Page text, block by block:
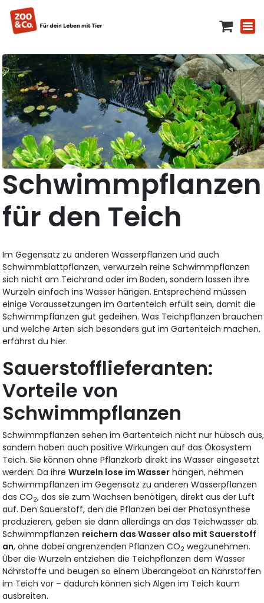
Schwimmpflanzen
für den Teich
Im Gegensatz zu anderen Wasserpflanzen und auch
Schwimmblattpflanzen, verwurzeln reine Schwimmpflanzen
sich nicht am Teichrand oder im Boden, sondern lassen ihre
Wurzeln einfach ins Wasser hängen. Entsprechend müssen
einige Voraussetzungen im Gartenteich erfüllt sein, damit die
Schwimmpflanzen gut gedeihen. Was Teichpflanzen brauchen
und welche Arten sich besonders gut im Gartenteich machen,
erfährst du hier.
Sauerstofflieferanten:
Vorteile von
Schwimmpflanzen
Schwimmpflanzen sehen im Gartenteich nicht nur hübsch aus,
sondern haben auch positive Wirkungen auf das Ökosystem
Teich. Sie können ohne Pflanzkorb direkt ins Wasser eingesetzt
werden: Da ihreWurzeln lose im Wasser hängen, nehmen
Schwimmpflanzen im Gegensatz zu anderen Wasserpflanzen
das CO2, das sie zum Wachsen benötigen, direkt aus der Luft
auf. Den Sauerstoff, den die Pflanzen bei der Photosynthese
produzieren, geben sie dann allerdings an das Teichwasser ab.
Schwimmpflanzen reichern das Wasser also mit Sauerstoff
an, ohne dabei angrenzenden Pflanzen CO2 wegzunehmen.
Über die Wurzeln entziehen die Teichpflanzen dem Wasser
Nährstoffe und beugen so einem Überangebot an Nährstoffen
im Teich vor – dadurch können sich Algen im Teich kaum
ausbreiten.